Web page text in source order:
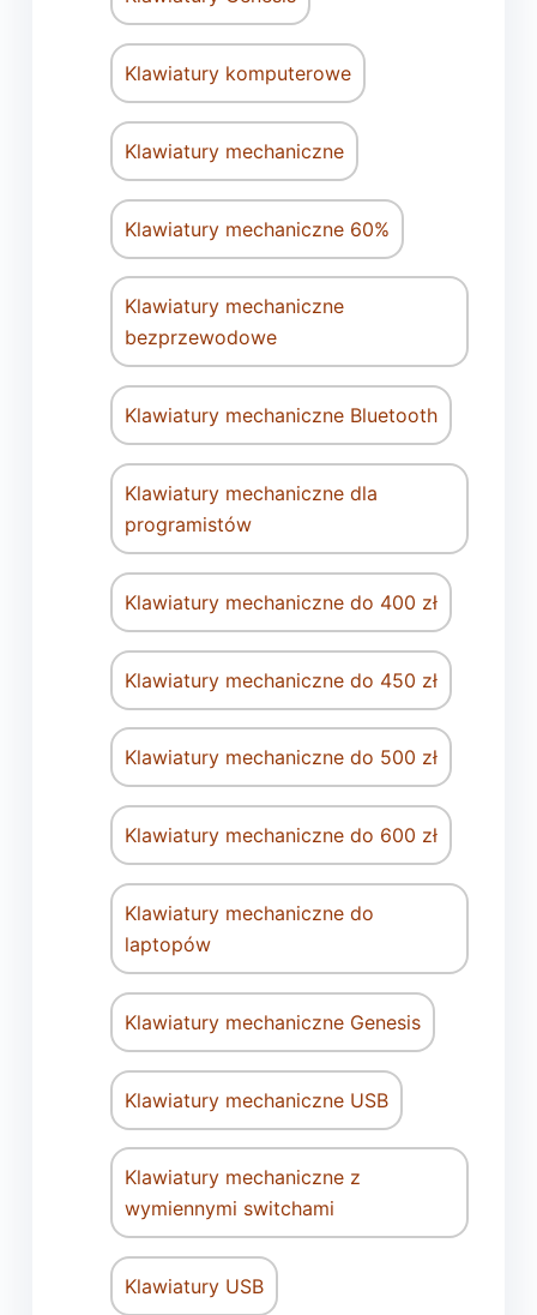
Klawiatury komputerowe
Klawiatury mechaniczne
Klawiatury mechaniczne 60%
Klawiatury mechaniczne
bezprzewodowe
Klawiatury mechaniczne Bluetooth
Klawiatury mechaniczne dla
programistów
Klawiatury mechaniczne do 400 zł
Klawiatury mechaniczne do 450 zł
Klawiatury mechaniczne do 500 zł
Klawiatury mechaniczne do 600 zł
Klawiatury mechaniczne do
laptopów
Klawiatury mechaniczne Genesis
Klawiatury mechaniczne USB
Klawiatury mechaniczne z
wymiennymi switchami
Klawiatury USB